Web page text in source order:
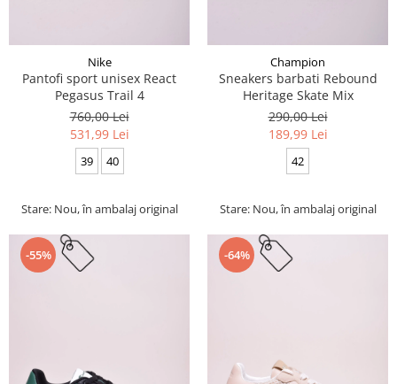
Nike
Pantofi sport unisex React
Pegasus Trail 4
760,00 Lei
531,99 Lei
39 40
Stare: Nou, în ambalaj original
Champion
Sneakers barbati Rebound
Heritage Skate Mix
290,00 Lei
189,99 Lei
42
Stare: Nou, în ambalaj original
-55% -64%